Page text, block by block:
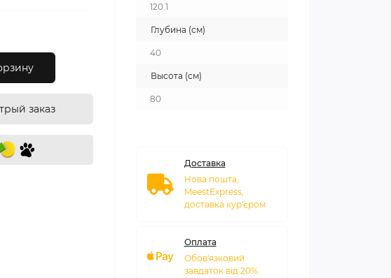
заказ
120.1
Глубина (см)
40
Высота (см)
80
Доставка
Нова пошта,
MeestExpress,
доставка кур'єром
Оплата
Обов'язковий
завдаток від 20%